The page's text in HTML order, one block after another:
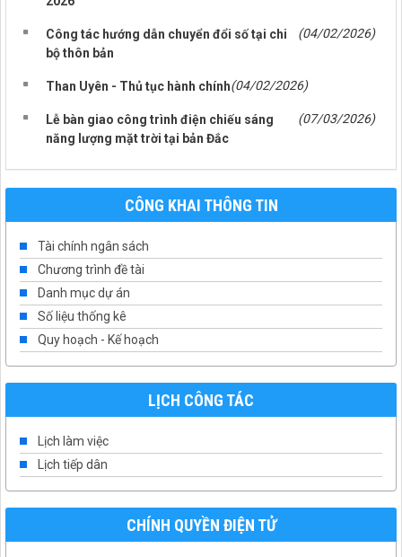
Công tác hướng dẫn chuyển đổi số tại chi
bộ thôn bản
(04/02/2026)
Than Uyên - Thủ tục hành chính(04/02/2026)
Lễ bàn giao công trình điện chiếu sáng
năng lượng mặt trời tại bản Đắc
(07/03/2026)
CÔNG KHAI THÔNG TIN
Tài chính ngân sách
Chương trình đề tài
Danh mục dự án
Số liệu thống kê
Quy hoạch - Kế hoạch
LỊCH CÔNG TÁC
Lịch làm việc
Lịch tiếp dân
CHÍNH QUYỀN ĐIỆN TỬ